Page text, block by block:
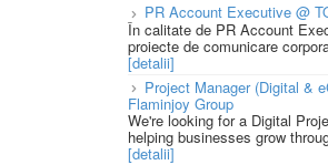
PR Account Executive @
În calitate de PR Account
proiecte de comunicare
[detalii]
Project Manager (Digital &
Flaminjoy Group
We're looking for a Digital
helping businesses grow
[detalii]